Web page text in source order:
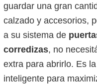
guardar una gran
calzado y accesorios,
a su sistema de
corredizas, no
extra para abrirlo. Es
inteligente para